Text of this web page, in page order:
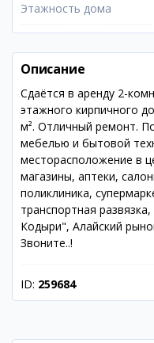
Этажность дома
Описание
Сдаётся в аренду 2-
этажного кирпичного
м². Отличный ремонт.
мебелью и бытовой
месторасположение в
магазины, аптеки,
поликлиника,
транспортная
Кодыри", Алайский
Звоните..!
ID: 259684